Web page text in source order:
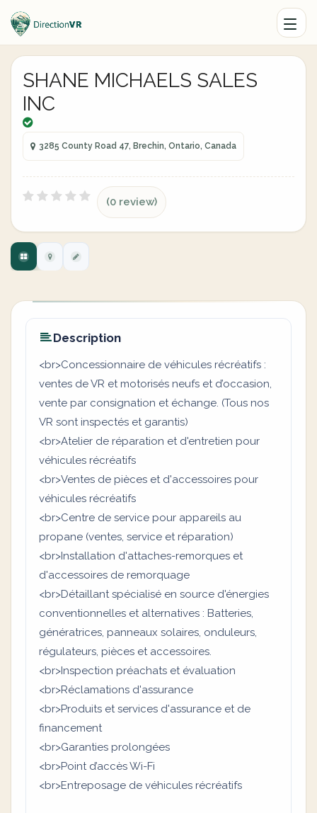
SHANE MICHAELS SALES
INC
3285 County Road 47, Brechin, Ontario, Canada
(0 review)
Description
<br>Concessionnaire de véhicules récréatifs :
ventes de VR et motorisés neufs et d’occasion,
vente par consignation et échange. (Tous nos
VR sont inspectés et garantis)
<br>Atelier de réparation et d'entretien pour
véhicules récréatifs
<br>Ventes de pièces et d'accessoires pour
véhicules récréatifs
<br>Centre de service pour appareils au
propane (ventes, service et réparation)
<br>Installation d'attaches-remorques et
d'accessoires de remorquage
<br>Détaillant spécialisé en source d'énergies
conventionnelles et alternatives : Batteries,
génératrices, panneaux solaires, onduleurs,
régulateurs, pièces et accessoires.
<br>Inspection préachats et évaluation
<br>Réclamations d'assurance
<br>Produits et services d'assurance et de
financement
<br>Garanties prolongées
<br>Point d’accès Wi-Fi
<br>Entreposage de véhicules récréatifs